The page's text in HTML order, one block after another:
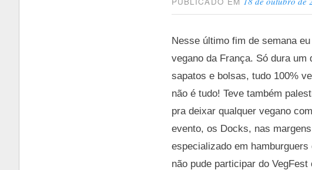
Nesse último fim de semana
vegano da França. Só dura
sapatos e bolsas, tudo 100%
não é tudo! Teve também
pra deixar qualquer vegano
evento, os Docks, nas
especializado em
não pude participar do